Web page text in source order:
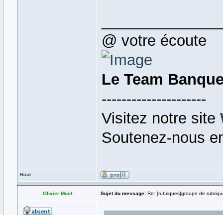
@ votre écoute
Le Team
---------------------
Visitez notre site
Soutenez-nous
Haut
Olivier Muet Sujet du message: Re: [rubriques]groupe de